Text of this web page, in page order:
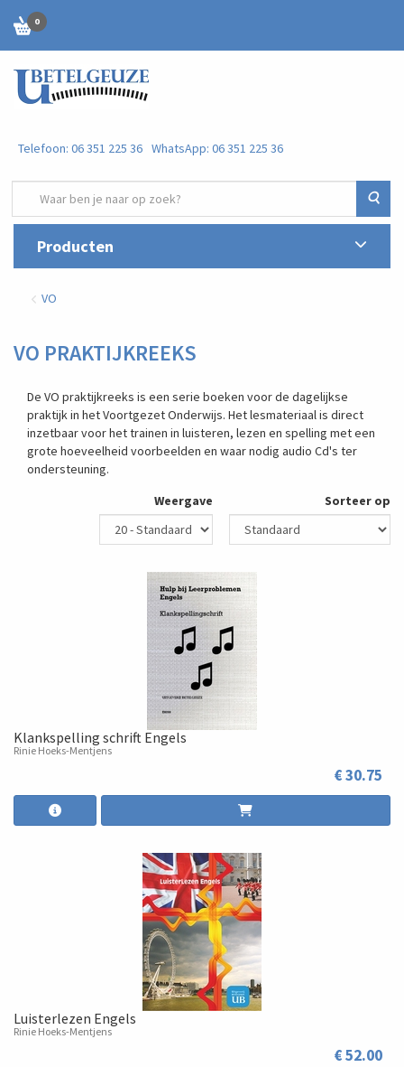
0
Telefoon: 06 351 225 36 WhatsApp: 06 351 225 36
Producten
VO
VO PRAKTIJKREEKS
De VO praktijkreeks is een serie boeken voor de dagelijkse
praktijk in het Voortgezet Onderwijs. Het lesmateriaal is direct
inzetbaar voor het trainen in luisteren, lezen en spelling met een
grote hoeveelheid voorbeelden en waar nodig audio Cd's ter
ondersteuning.
Weergave
Sorteer op
Klankspelling schrift Engels
Rinie Hoeks-Mentjens
€ 30.75
Luisterlezen Engels
Rinie Hoeks-Mentjens
€ 52.00